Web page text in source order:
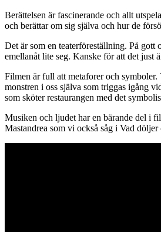
Berättelsen är fascinerande och allt
och berättar om sig själva och hur de
Det är som en teaterföreställning. På
emellanåt lite seg. Kanske för att det just
Filmen är full att metaforer och symboler.
monstren i oss själva som triggas igång
som sköter restaurangen med det
Musiken och ljudet har en bärande del i
Mastandrea som vi också såg i Vad